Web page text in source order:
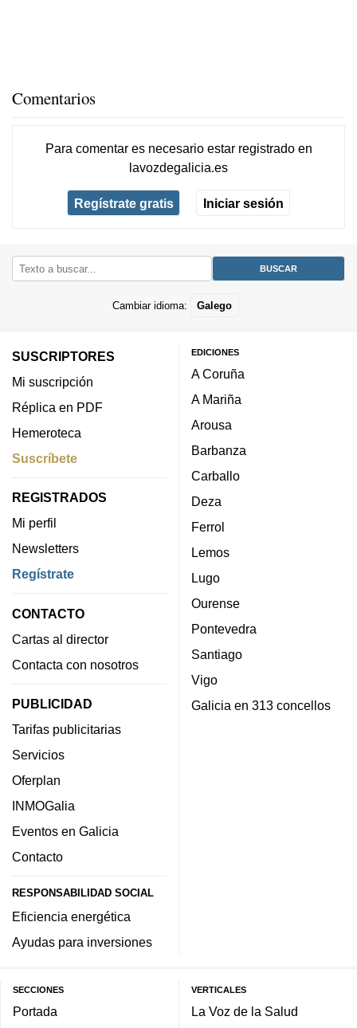
Comentarios
Para comentar es necesario estar registradoen
lavozdegalicia.es
Regístrate gratis Iniciar sesión
Cambiar idioma: Galego
SUSCRIPTORES
Mi suscripción
Réplica en PDF
Hemeroteca
Suscríbete
REGISTRADOS
Mi perfil
Newsletters
Regístrate
CONTACTO
Cartas al director
Contacta con nosotros
PUBLICIDAD
Tarifas publicitarias
Servicios
Oferplan
INMOGalia
Eventos en Galicia
Contacto
RESPONSABILIDAD SOCIAL
Eficiencia energética
Ayudas para inversiones
EDICIONES
A Coruña
A Mariña
Arousa
Barbanza
Carballo
Deza
Ferrol
Lemos
Lugo
Ourense
Pontevedra
Santiago
Vigo
Galicia en 313 concellos
SECCIONES
Portada
VERTICALES
La Voz de la Salud